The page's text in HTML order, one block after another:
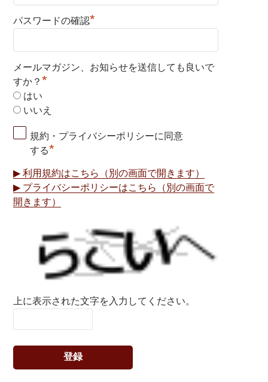
パスワードの確認*
メールマガジン、お知らせを送信しても良いで
すか？*
はい
いいえ
規約・プライバシーポリシーに同意
する*
▶ 利用規約はこちら（別の画面で開きます）
▶ プライバシーポリシーはこちら（別の画面で
開きます）
上に表示された文字を入力してください。